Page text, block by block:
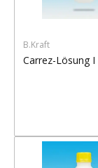
B.Kraft
Carrez-Lösung I